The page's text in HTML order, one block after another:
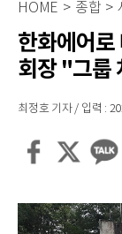
HOME > 종합 >
한화에어로
회장 "그룹
최정호 기자 / 입력 :